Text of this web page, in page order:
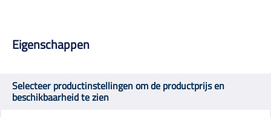
Eigenschappen
Selecteer productinstellingen om de productprijs en
beschikbaarheid te zien